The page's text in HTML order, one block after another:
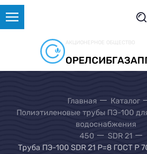
АКЦИОНЕРНОЕ ОБЩЕСТВО
Главная
Каталог
Полиэтиленовые трубы ПЭ-100
водоснабжения
450
SDR 21
Труба ПЭ-100 SDR 21 Р=8 ГОСТ Р